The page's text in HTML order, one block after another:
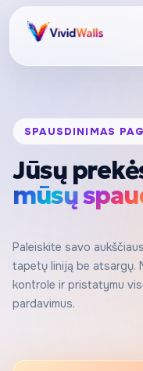
SPAUSDINIMAS
Jūsų
mūsų
Paleiskite savo
tapetų liniją be atsargų.
kontrole ir pristatymu
pardavimus.